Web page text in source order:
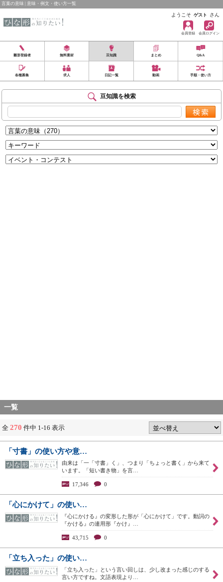
言葉の意味 | 意味・例文・使い方一覧
ようこそ ゲスト さん
会員登録 会員ログイン
雛形登録者 無料素材 豆知識 まとめ Q&A
各種募集 求人 日記一覧 動画 手順・使い方
豆知識を検索
一覧
全 270 件中 1-16 表示
「寸書」の使い方や意…
由来は「一「寸書」く」、つまり「ちょっと書く」から来て
います。「短い書き物」を言…
17,346 0
「心にかけて」の使い…
『心にかける』の変形した形が「心にかけて」です。動詞の
『かける』の連用形『かけ』…
43,715 0
「立ち入った」の使い…
「立ち入った」という言い回しは、少し改まった感じのする
言い方ですね。文語表現より…